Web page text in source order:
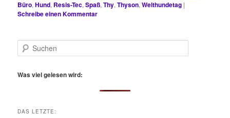
Büro,Hund, Resis-Tec,Spaß,Thy,Thyson,Welthundetag |
Schreibe einen Kommentar
u
h
Was viel gelesen wird:
DAS LETZTE: